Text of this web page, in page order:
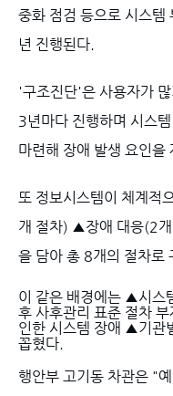
중화 점검 등으로 시스템
년 진행된다.
'구조진단'은 사용자가
3년마다 진행하며 시스
마련해 장애 발생 요인을
또 정보시스템이 체계적
개 절차) ▲장애 대응(2
을 담아 총 8개의 절차로
이 같은 배경에는 ▲시스
후 사후관리 표준 절차
인한 시스템 장애 ▲기관
꼽혔다.
행안부 고기동 차관은 "